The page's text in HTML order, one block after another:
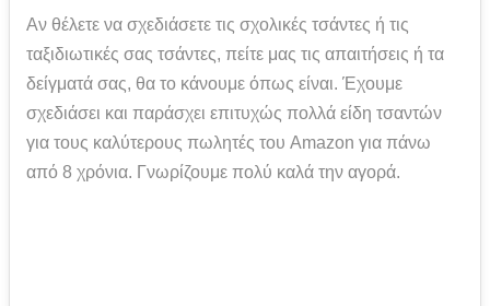
Αν θέλετε να σχεδιάσετε τις σχολικές τσάντες ή τις
ταξιδιωτικές σας τσάντες, πείτε μας τις απαιτήσεις ή τα
δείγματά σας, θα το κάνουμε όπως είναι. Έχουμε
σχεδιάσει και παράσχει επιτυχώς πολλά είδη τσαντών
για τους καλύτερους πωλητές του Amazon για πάνω
από 8 χρόνια. Γνωρίζουμε πολύ καλά την αγορά.